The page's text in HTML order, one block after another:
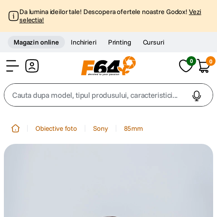
Da lumina ideilor tale! Descopera ofertele noastre Godox! Vezi
selectia!
Magazin online Inchirieri Printing Cursuri
0 0
Cauta dupa model, tipul produsului, caracteristici...
1. canon g7x
Obiective foto Sony 85mm